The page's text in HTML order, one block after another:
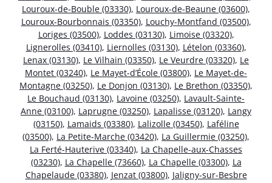
Louroux-de-Bouble (03330), Louroux-de-Beaune (03600),
Louroux-Bourbonnais (03350), Louchy-Montfand (03500),
Loriges (03500), Loddes (03130), Limoise (03320),
Lignerolles (03410), Liernolles (03130), Lételon (03360),
Lenax (03130), Le Vilhain (03350), Le Veurdre (03320), Le
Montet (03240), Le Mayet-d’École (03800), Le Mayet-de-
Montagne (03250), Le Donjon (03130), Le Brethon (03350),
Le Bouchaud (03130), Lavoine (03250), Lavault-Sainte-
Anne (03100), Laprugne (03250), Lapalisse (03120), Langy
(03150), Lamaids (03380), Lalizolle (03450), Laféline
(03500), La Petite-Marche (03420), La Guillermie (03250),
La Ferté-Hauterive (03340), La Chapelle-aux-Chasses
(03230), La Chapelle (73660), La Chapelle (03300), La
Chapelaude (03380), Jenzat (03800), Jaligny-sur-Besbre